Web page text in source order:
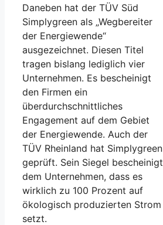
Daneben hat der TÜV Süd
Simplygreen als „Wegbereiter
der Energiewende“
ausgezeichnet. Diesen Titel
tragen bislang lediglich vier
Unternehmen. Es bescheinigt
den Firmen ein
überdurchschnittliches
Engagement auf dem Gebiet
der Energiewende. Auch der
TÜV Rheinland hat Simplygreen
geprüft. Sein Siegel bescheinigt
dem Unternehmen, dass es
wirklich zu 100 Prozent auf
ökologisch produzierten Strom
setzt.